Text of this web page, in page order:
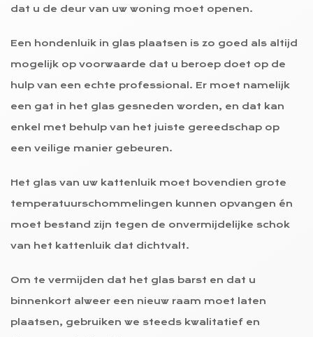
dat u de deur van uw woning moet openen.
Een hondenluik in glas plaatsen is zo goed als altijd
mogelijk op voorwaarde dat u beroep doet op de
hulp van een echte professional. Er moet namelijk
een gat in het glas gesneden worden, en dat kan
enkel met behulp van het juiste gereedschap op
een veilige manier gebeuren.
Het glas van uw kattenluik moet bovendien grote
temperatuurschommelingen kunnen opvangen én
moet bestand zijn tegen de onvermijdelijke schok
van het kattenluik dat dichtvalt.
Om te vermijden dat het glas barst en dat u
binnenkort alweer een nieuw raam moet laten
plaatsen, gebruiken we steeds kwalitatief en